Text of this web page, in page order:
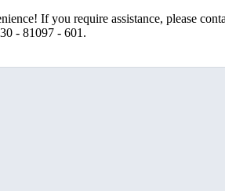
If you require assistance, please
- 81097 - 601.